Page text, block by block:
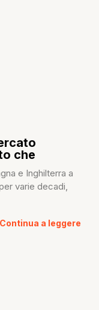
che
e Inghilterra a
varie decadi,
Continua a leggere